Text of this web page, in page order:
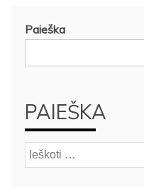
Paieška
PAIEŠKA
Ieškoti: